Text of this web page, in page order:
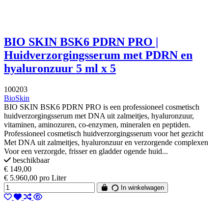
BIO SKIN BSK6 PDRN PRO |
Huidverzorgingsserum met PDRN en
hyaluronzuur 5 ml x 5
100203
BioSkin
BIO SKIN BSK6 PDRN PRO is een professioneel cosmetisch
huidverzorgingsserum met DNA uit zalmeitjes, hyaluronzuur,
vitaminen, aminozuren, co-enzymen, mineralen en peptiden.
Professioneel cosmetisch huidverzorgingsserum voor het gezicht
Met DNA uit zalmeitjes, hyaluronzuur en verzorgende complexen
Voor een verzorgde, frisser en gladder ogende huid...
beschikbaar
€ 149,00
€ 5.960,00 pro Liter
In winkelwagen